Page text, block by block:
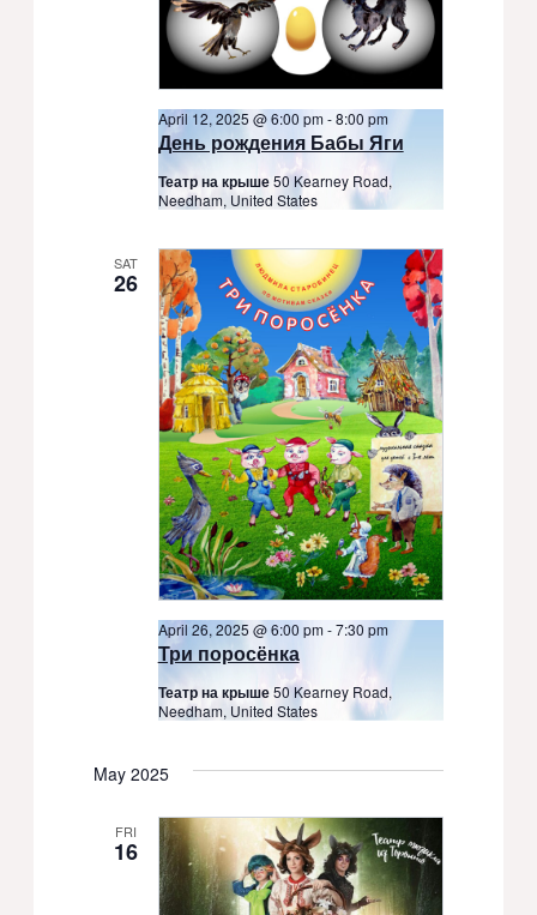
День рождения Бабы Яги
April 12, 2025 @ 6:00 pm-8:00 pm
Театр на крыше50 Kearney Road,
Needham, United States
SAT
26
Три поросёнка
April 26, 2025 @ 6:00 pm-7:30 pm
Театр на крыше50 Kearney Road,
Needham, United States
May 2025
FRI
16